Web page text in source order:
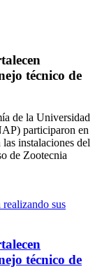
técnico de
de la Universidad
participaron en
instalaciones del
de Zootecnia
técnico de